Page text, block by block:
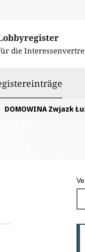
die
DOMOWINA Zwjazk Łužiskich Serbow z.t. / Zwězk